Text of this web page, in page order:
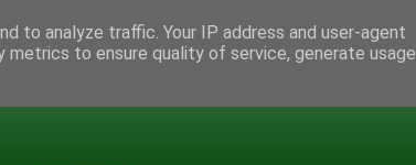
to analyze traffic. Your IP address and user-agent
to ensure quality of service, generate usage